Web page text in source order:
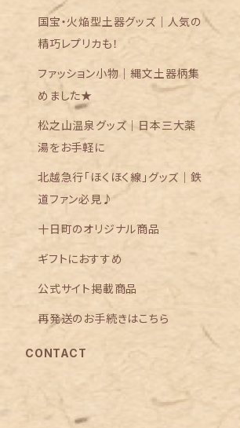
国宝・火焔型土器グッズ｜人気の
精巧レプリカも！
ファッション小物｜縄文土器柄集
めました★
松之山温泉グッズ｜日本三大薬
湯をお手軽に
北越急行「ほくほく線」グッズ｜鉄
道ファン必見♪
十日町のオリジナル商品
ギフトにおすすめ
公式サイト掲載商品
再発送のお手続きはこちら
CONTACT